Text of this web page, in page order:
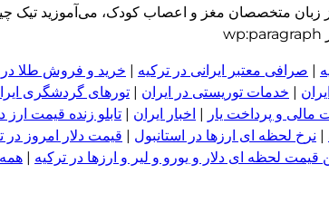
از زبان متخصصان مغز و اعصاب کودک، می‌آموزید
| صرافی معتبر ایرانی در ترکیه | خرید و فروش طلا در
| خدمات توریستی در ایران | تورهای گردشگری
و پرداخت یار | اخبار ایران | تابلو زنده قیمت ارز
| نرخ لحظه ای ارزها در استانبول | قیمت دلار امروز در
قیمت لحظه ای دلار و یورو و لیر و ار زها در ترکیه | همه